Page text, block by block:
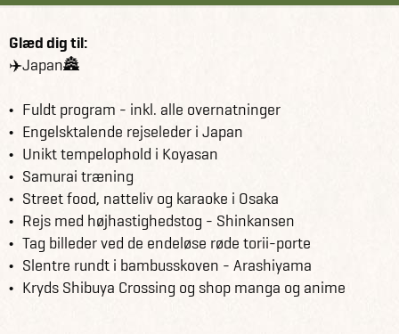
Glæd dig til:
✈️Japan🏯
Fuldt program - inkl. alle overnatninger
Engelsktalende rejseleder i Japan
Unikt tempelophold i Koyasan
Samurai træning
Street food, natteliv og karaoke i Osaka
Rejs med højhastighedstog - Shinkansen
Tag billeder ved de endeløse røde torii-porte
Slentre rundt i bambusskoven - Arashiyama
Kryds Shibuya Crossing og shop manga og anime